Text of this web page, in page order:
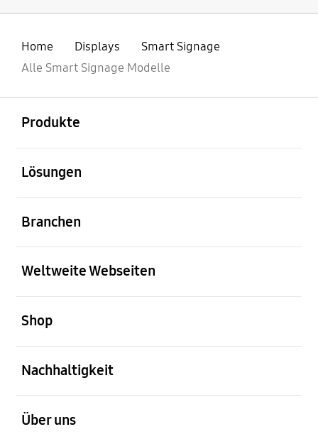
Home Displays
Smart Signage
Alle Smart Signage Modelle
Produkte
Lösungen
Branchen
Weltweite Webseiten
Shop
Nachhaltigkeit
Über uns